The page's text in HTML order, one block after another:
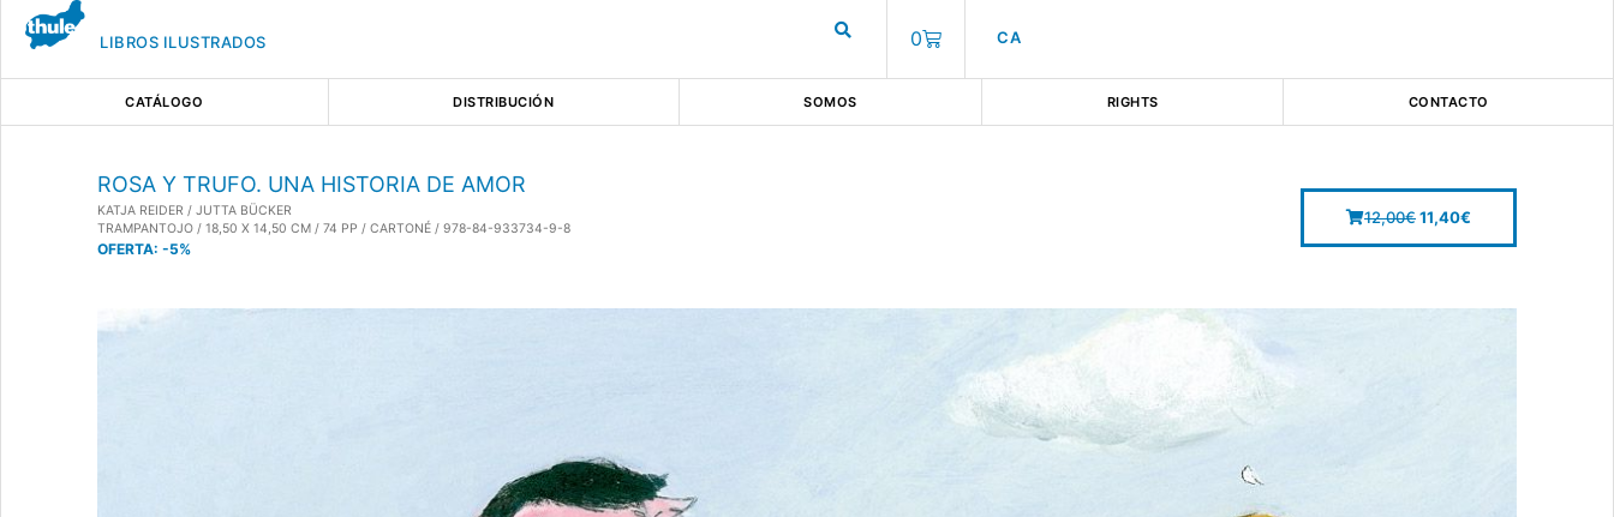
LIBROS ILUSTRADOS 0 CA
CATÁLOGO DISTRIBUCIÓN SOMOS RIGHTS CONTACTO
ROSA Y TRUFO. UNA HISTORIA DE AMOR
KATJA REIDER / JUTTA BÜCKER
TRAMPANTOJO / 18,50 X 14,50 CM / 74 PP / CARTONÉ / 978-84-933734-9-8
OFERTA: -5%
12,00€11,40€